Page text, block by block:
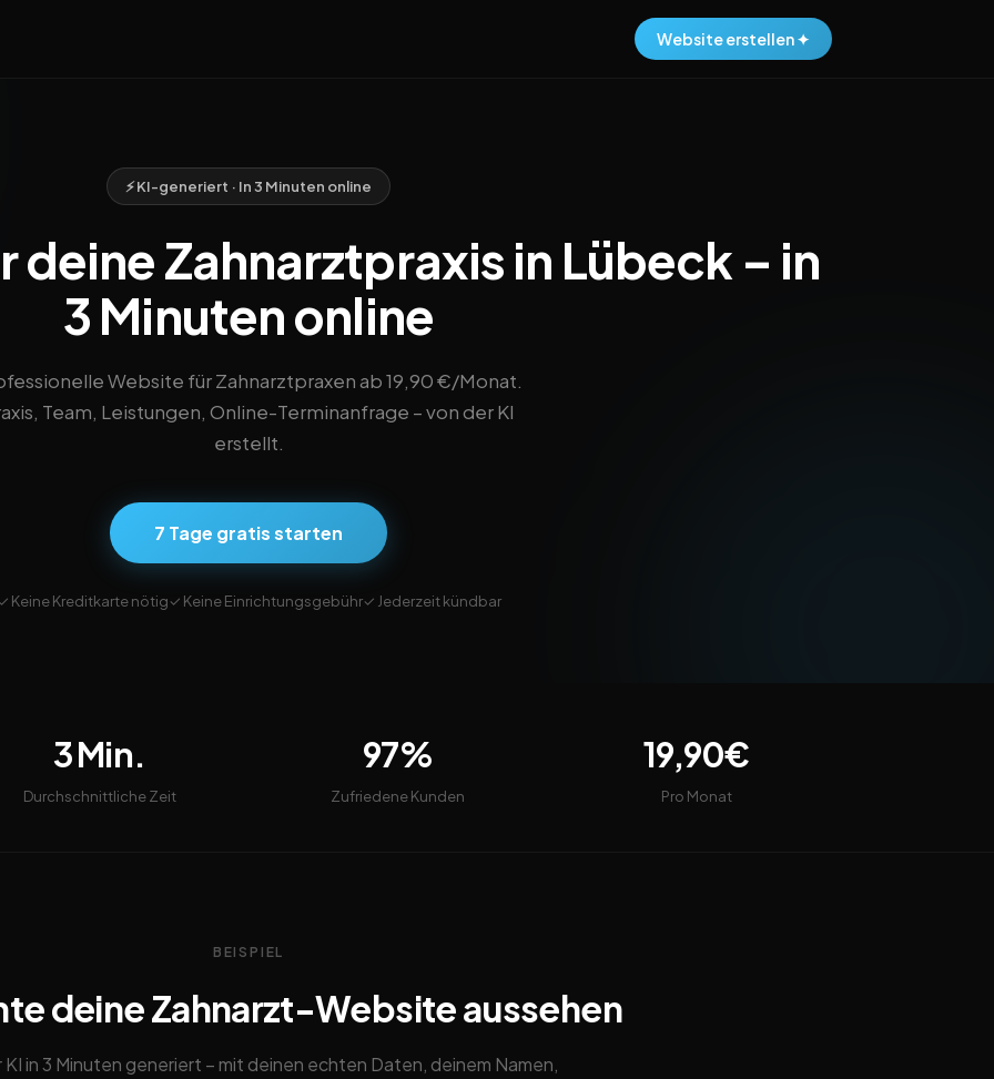
Website erstellen ✦
⚡ KI-generiert · In 3 Minuten online
Zahnarztpraxis in Lübeck – in
3 Minuten online
Website für Zahnarztpraxen ab 19,90 €/Monat.
Team, Leistungen, Online-Terminanfrage – von der KI
erstellt.
7 Tage gratis starten
Keine Kreditkarte nötig✓ Keine Einrichtungsgebühr✓ Jederzeit kündbar
3 Min.
Durchschnittliche Zeit
97%
Zufriedene Kunden
19,90€
Pro Monat
BEISPIEL
deine Zahnarzt-Website aussehen
KI in 3 Minuten generiert – mit deinen echten Daten, deinem Namen,